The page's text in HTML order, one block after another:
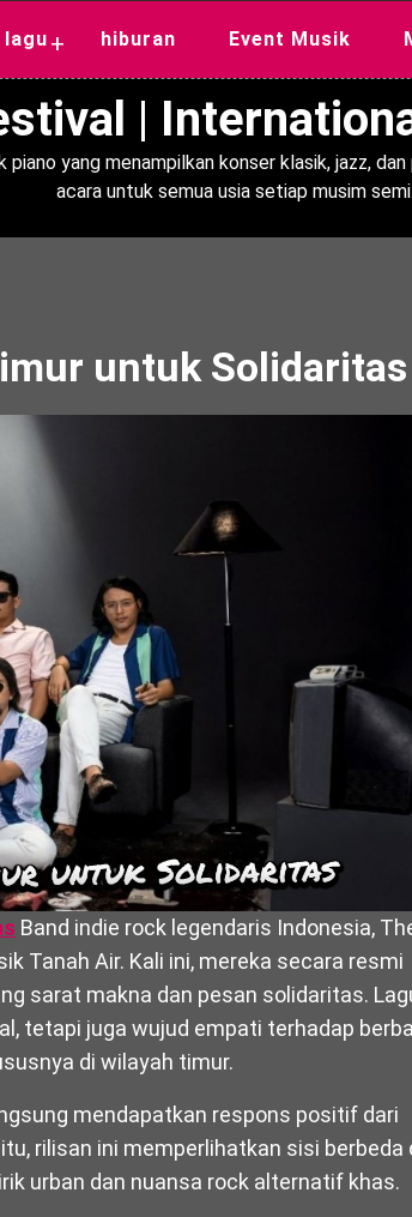
+ hiburan Event Musik
|
yang menampilkan konser klasik, jazz,
acara untuk semua usia setiap musim semi.
untuk Solidaritas
Band indie rock legendaris Indonesia,
Tanah Air. Kali ini, mereka secara resmi
sarat makna dan pesan solidaritas.
tetapi juga wujud empati terhadap
di wilayah timur.
mendapatkan respons positif dari
rilisan ini memperlihatkan sisi berbeda
urban dan nuansa rock alternatif khas.